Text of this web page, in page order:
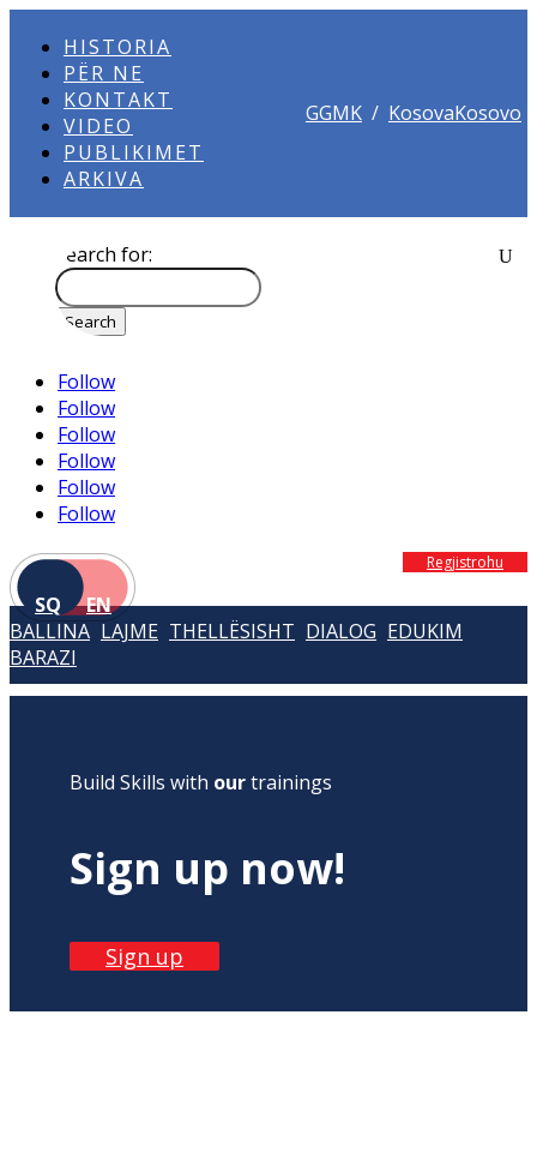
HISTORIA
PËR NE
KONTAKT
VIDEO
PUBLIKIMET
ARKIVA
GGMK / KosovaKosovo
Search for:
Follow
Follow
Follow
Follow
Follow
Follow
SQ EN
Regjistrohu
BALLINA LAJME THELLËSISHT DIALOG EDUKIM
BARAZI
Build Skills with ourtrainings
Sign up now!
Sign up